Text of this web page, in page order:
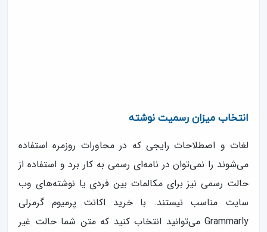
انتخاب میزان رسمیت نوشته
لغات و اصطلاحات رایجی که در محاورات روزمره استفاده
می‌شوند را نمی‌توان در نامه‌ای رسمی به کار برد و استفاده از
حالت رسمی نیز برای مکالمات بین فردی یا نوشته‌های وب
سایت مناسب نیستند. با خرید اکانت پرمیوم گرمرلی
Grammarly می‌توانید انتخاب کنید که متن شما حالت غیر